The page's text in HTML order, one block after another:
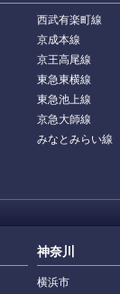
西武有楽町線
京成本線
京王高尾線
東急東横線
東急池上線
京急大師線
みなとみらい線
神奈川
横浜市